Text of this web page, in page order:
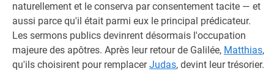
naturellement et le conserva par consentement tacite — et
aussi parce qu'il était parmi eux le principal prédicateur.
Les sermons publics devinrent désormais l'occupation
majeure des apôtres. Après leur retour de Galilée, Matthias,
qu'ils choisirent pour remplacerJudas, devint leur trésorier.